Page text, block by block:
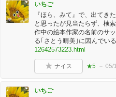
いちご
『ほら、みて』で、出てき
と思ったが見当たらず、検
作中の絵本作家の名前のサ
る｢さとう晴美｣に因んでい
12642573223.html
ナイス ★5 05/
いちご